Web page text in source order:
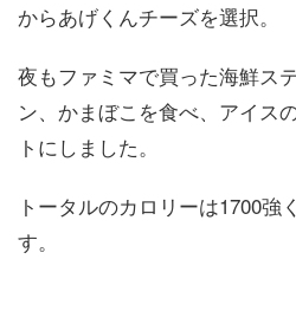
からあげくんチーズを選択。
夜もファミマで買った海鮮ス
ン、かまぼこを食べ、アイス
トにしました。
トータルのカロリーは1700強
す。